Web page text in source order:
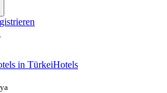
in TürkeiHotels